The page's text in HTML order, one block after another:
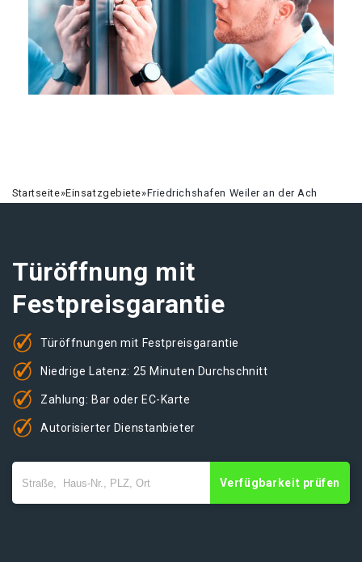
Startseite»Einsatzgebiete»Friedrichshafen Weiler an der Ach
Türöffnung mit
Festpreisgarantie
Türöffnungen mit Festpreisgarantie
Niedrige Latenz: 25 Minuten Durchschnitt
Zahlung: Bar oder EC-Karte
Autorisierter Dienstanbieter
Verfügbarkeit prüfen